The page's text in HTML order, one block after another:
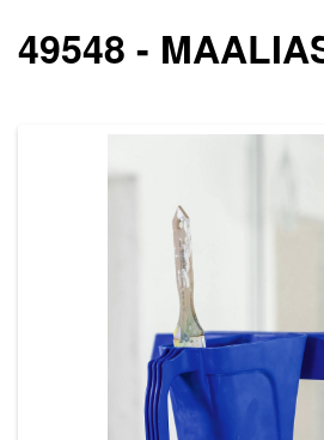
49548 -